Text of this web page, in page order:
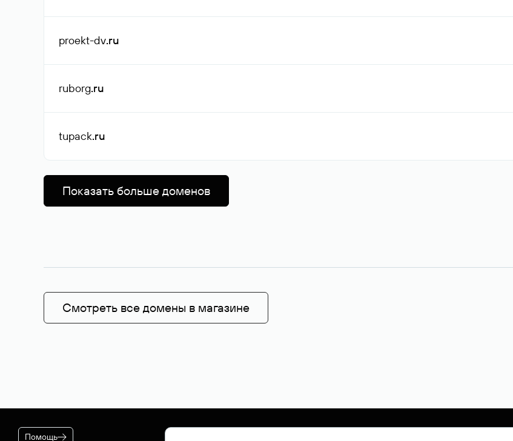
proekt-dv.ru
ruborg.ru
tupack.ru
Показать больше доменов
Смотреть все домены в магазине
Помощь